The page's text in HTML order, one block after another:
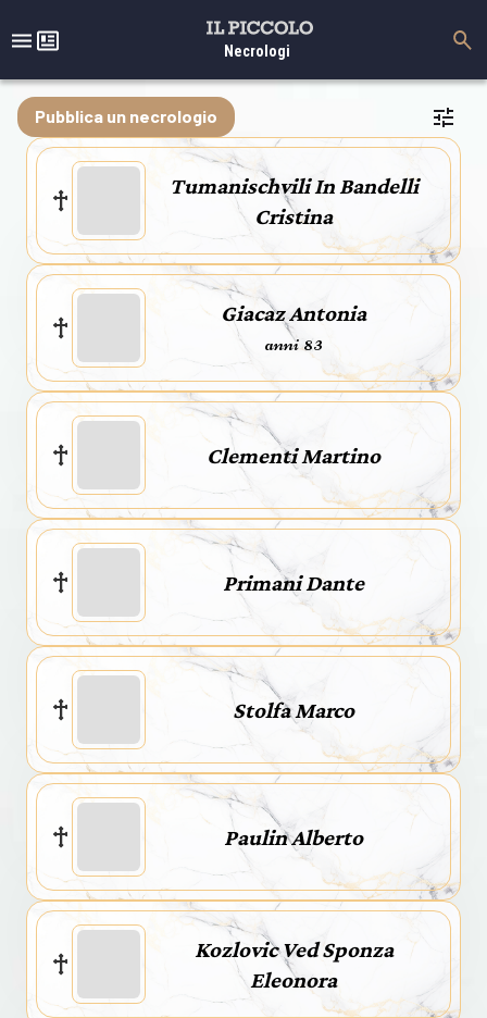
Necrologi
Pubblica un necrologio
Tumanischvili In Bandelli
Cristina
Giacaz Antonia
anni 83
Clementi Martino
Primani Dante
Stolfa Marco
Paulin Alberto
Kozlovic Ved Sponza
Eleonora